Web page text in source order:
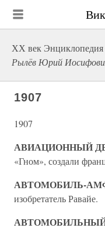
ХХ век Энциклопедия
Рылёв Юрий
1907
1907
АВИАЦИОННЫЙ
«Гном», создали
АВТОМОБИЛЬ-
изобретатель Равайе.